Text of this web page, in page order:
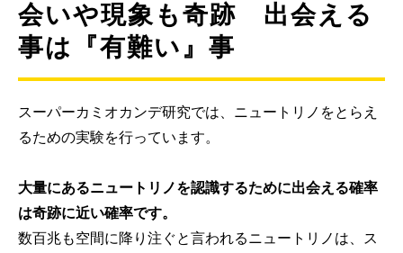
会いや現象も奇跡 出会える
事は『有難い』事
スーパーカミオカンデ研究では、ニュートリノをとらえ
るための実験を行っています。
大量にあるニュートリノを認識するために出会える確率
は奇跡に近い確率です。
数百兆も空間に降り注ぐと言われるニュートリノは、ス